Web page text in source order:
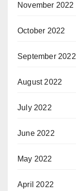
November 2022
October 2022
September 2022
August 2022
July 2022
June 2022
May 2022
April 2022